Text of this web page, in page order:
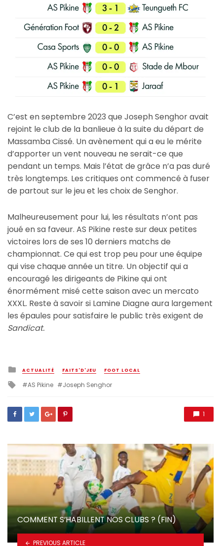
C’est en septembre 2023 que Joseph Senghor avait
rejoint le club de la banlieue à la suite du départ de
Massamba Cissé. Un avènement qui a eu le mérite
d’apporter un vent nouveau ne serait-ce que
pendant un temps. Mais l’état de grâce n’a pas duré
très longtemps. Les critiques ont commencé à fuser
de partout sur le jeu et les choix de Senghor.
Malheureusement pour lui, les résultats n’ont pas
joué en sa faveur. AS Pikine reste sur deux petites
victoires lors de ses 10 derniers matchs de
championnat. Ce qui est trop peu pour une équipe
qui vise chaque année un titre. Un objectif qui a
encouragé les dirigeants de Pikine qui ont
énormément misé cette saison avec un mercato
XXXL. Reste à savoir si Lamine Diagne aura largement
les épaules pour satisfaire le public très exigent de
Sandicat.
Posted
in
ACTUALITÉ FAITS'D'JEU FOOT LOCAL
Tagged
AS Pikine Joseph Senghor
1
COMMENT S’HABILLENT NOS CLUBS ? (FIN)
PREVIOUS ARTICLE